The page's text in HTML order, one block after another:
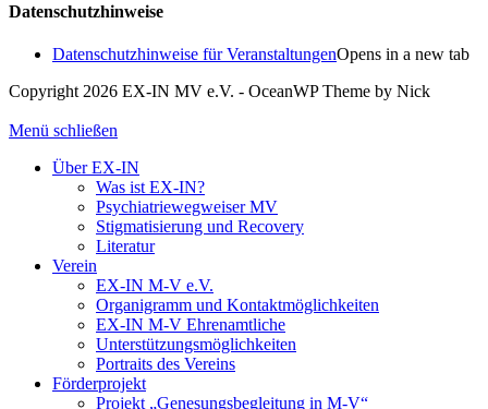
Datenschutzhinweise
Datenschutzhinweise für VeranstaltungenOpens in a new tab
Copyright 2026 EX-IN MV e.V. - OceanWP Theme by Nick
Menü schließen
Über EX-IN
Was ist EX-IN?
Psychiatriewegweiser MV
Stigmatisierung und Recovery
Literatur
Verein
EX-IN M-V e.V.
Organigramm und Kontaktmöglichkeiten
EX-IN M-V Ehrenamtliche
Unterstützungsmöglichkeiten
Portraits des Vereins
Förderprojekt
Projekt „Genesungsbegleitung in M-V“